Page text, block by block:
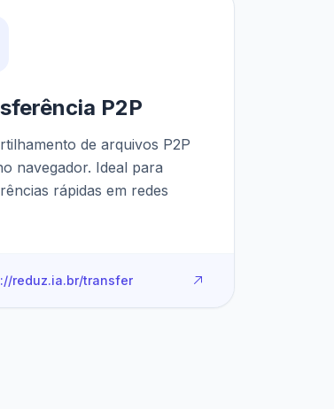
P2P
de arquivos P2P
navegador. Ideal para
rápidas em redes
reduz.ia.br/transfer